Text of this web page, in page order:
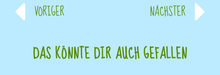
VORIGER NÄCHSTER
DAS KÖNNTE DIR AUCH GEFALLEN